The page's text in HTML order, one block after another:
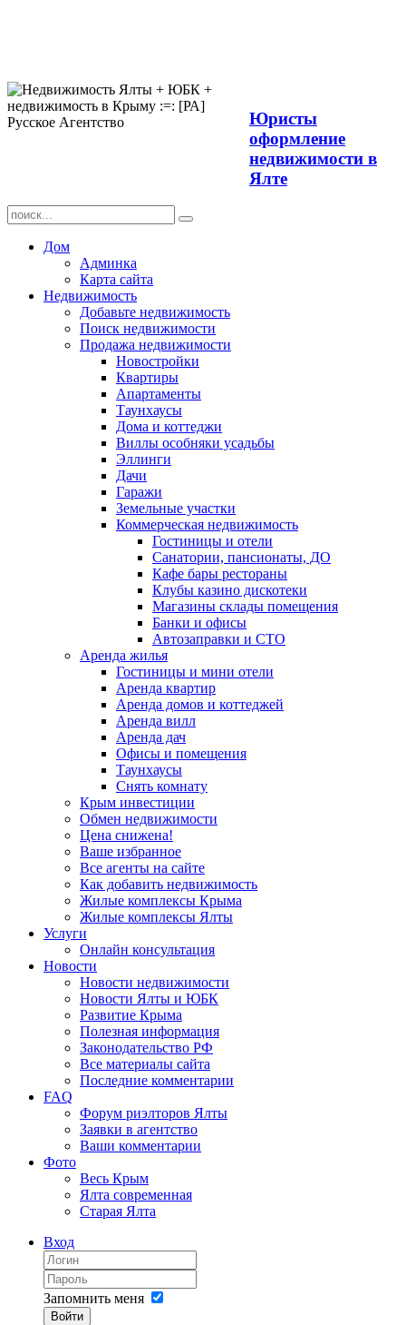
Юристы
оформление
недвижимости в
Ялте
Дом
Админка
Карта сайта
Недвижимость
Добавьте недвижимость
Поиск недвижимости
Продажа недвижимости
Новостройки
Квартиры
Апартаменты
Таунхаусы
Дома и коттеджи
Виллы особняки усадьбы
Эллинги
Дачи
Гаражи
Земельные участки
Коммерческая недвижимость
Гостиницы и отели
Санатории, пансионаты, ДО
Кафе бары рестораны
Клубы казино дискотеки
Магазины склады помещения
Банки и офисы
Автозаправки и СТО
Аренда жилья
Гостиницы и мини отели
Аренда квартир
Аренда домов и коттеджей
Аренда вилл
Аренда дач
Офисы и помещения
Таунхаусы
Снять комнату
Крым инвестиции
Обмен недвижимости
Цена снижена!
Ваше избранное
Все агенты на сайте
Как добавить недвижимость
Жилые комплексы Крыма
Жилые комплексы Ялты
Услуги
Онлайн консультация
Новости
Новости недвижимости
Новости Ялты и ЮБК
Развитие Крыма
Полезная информация
Законодательство РФ
Все материалы сайта
Последние комментарии
FAQ
Форум риэлторов Ялты
Заявки в агентство
Ваши комментарии
Фото
Весь Крым
Ялта современная
Старая Ялта
Вход
Запомнить меня
Войти